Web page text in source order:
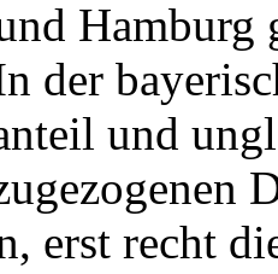
Hamburg
der
und
erst recht